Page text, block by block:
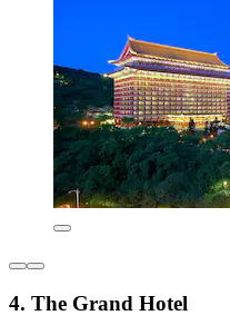
4. The Grand Hotel